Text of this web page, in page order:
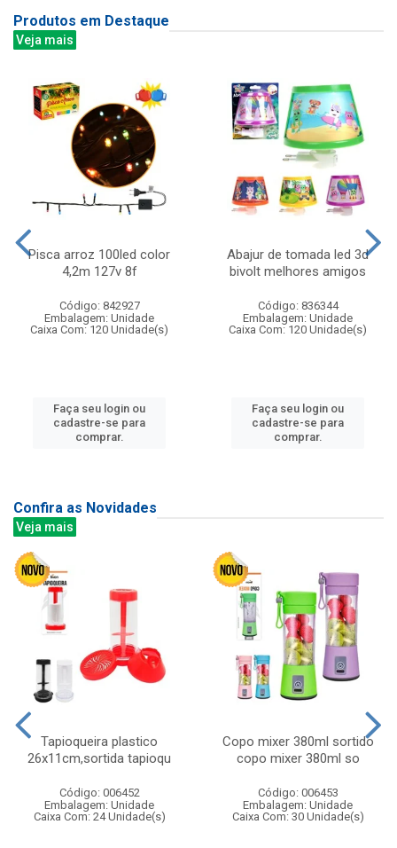
Produtos em Destaque
Veja mais
Pisca arroz 100led color
4,2m 127v 8f
Código: 842927
Embalagem: Unidade
Caixa Com: 120 Unidade(s)
Faça seu login ou
cadastre-se para
comprar.
Abajur de tomada led 3d
bivolt melhores amigos
Código: 836344
Embalagem: Unidade
Caixa Com: 120 Unidade(s)
Faça seu login ou
cadastre-se para
comprar.
Confira as Novidades
Veja mais
Tapioqueira plastico
26x11cm,sortida tapioqu
Código: 006452
Embalagem: Unidade
Caixa Com: 24 Unidade(s)
Copo mixer 380ml sortido
copo mixer 380ml so
Código: 006453
Embalagem: Unidade
Caixa Com: 30 Unidade(s)